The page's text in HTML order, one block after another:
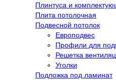
Плинтуса и
Плита потолочная
Подвесной потолок
Европодвес
Профили для
Решетка
Уголки
Подложка под ламинат